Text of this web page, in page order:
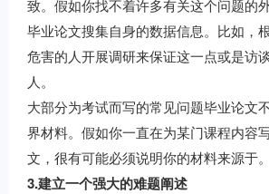
致。假如你找不着许多有关这个问题的
毕业论文搜集自身的数据信息。比如，
危害的人开展调研来保证这一点或是访
人。
大部分为考试而写的常见问题毕业论文
界材料。假如你一直在为某门课程内容
文，很有可能必须说明你的材料来源于。
3.建立一个强大的难题阐述